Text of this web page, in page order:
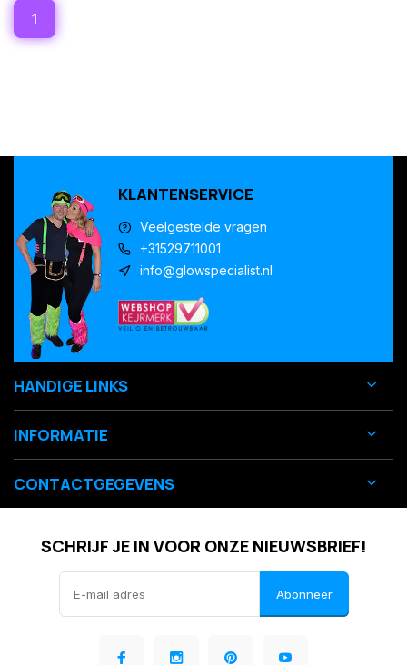
1
KLANTENSERVICE
Veelgestelde vragen
+31529711001
info@glowspecialist.nl
HANDIGE LINKS
INFORMATIE
CONTACTGEGEVENS
SCHRIJF JE IN VOOR ONZE NIEUWSBRIEF!
Abonneer